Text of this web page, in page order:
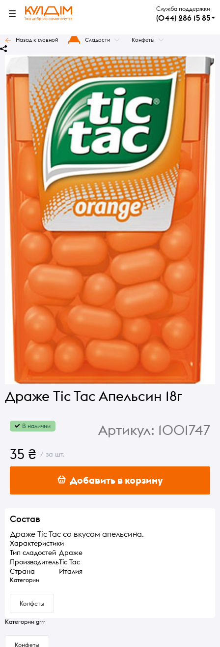
Служба поддержки
(044) 286 15 85
Назад к главной Сладости Конфеты
Драже Tic Tac Апельсин 18г
В наличии Артикул: 1001747
35 ₴ / за шт.
Добавить в корзину
Состав
Драже Tic Tac со вкусом апельсина.
Характеристики
Тип сладостей Драже
ПроизводительTic Tac
Страна
Италия
Категории
Конфеты
Категории grrr
Конфеты